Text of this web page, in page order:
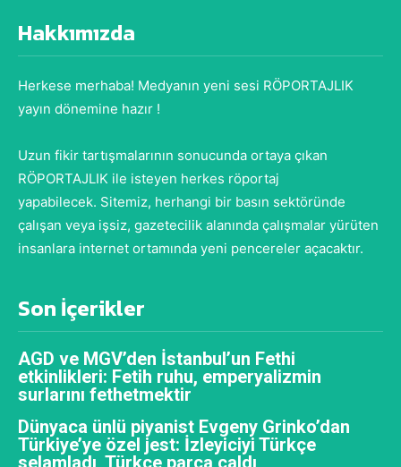
Hakkımızda
Herkese merhaba! Medyanın yeni sesi RÖPORTAJLIK
yayın dönemine hazır !
Uzun fikir tartışmalarının sonucunda ortaya çıkan
RÖPORTAJLIK ile isteyen herkes röportaj
yapabilecek. Sitemiz, herhangi bir basın sektöründe
çalışan veya işsiz, gazetecilik alanında çalışmalar yürüten
insanlara internet ortamında yeni pencereler açacaktır.
Son İçerikler
AGD ve MGV’den İstanbul’un Fethi
etkinlikleri: Fetih ruhu, emperyalizmin
surlarını fethetmektir
Dünyaca ünlü piyanist Evgeny Grinko’dan
Türkiye’ye özel jest: İzleyiciyi Türkçe
selamladı, Türkçe parça çaldı